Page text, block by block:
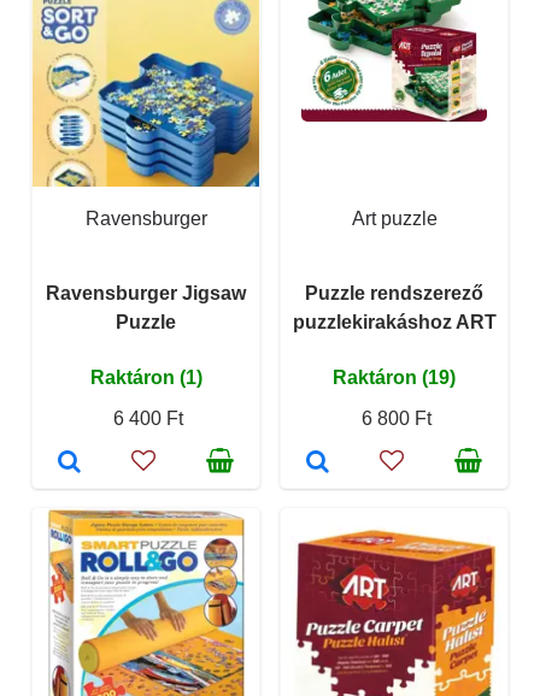
Ravensburger
Ravensburger Jigsaw
Puzzle
Raktáron (1)
6 400 Ft
Art puzzle
Puzzle rendszerező
puzzlekirakáshoz ART
Raktáron (19)
6 800 Ft